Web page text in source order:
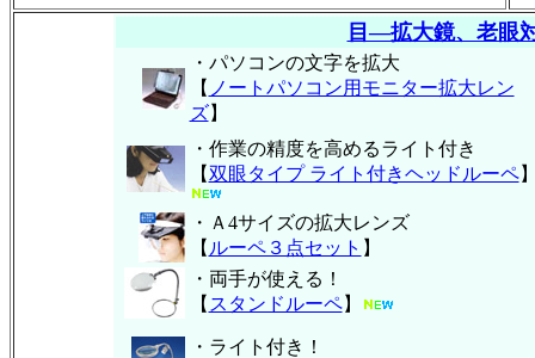
目―拡大鏡、老眼
・パソコンの文字を拡大
【 ノートパソコン用モニター拡大レン
ズ】
・作業の精度を高めるライト付き
【双眼タイプ ライト付きヘッドルーペ
・Ａ4サイズの拡大レンズ
【 ルーペ３点セット 】
・両手が使える！
【 スタンドルーペ】
・ライト付き！